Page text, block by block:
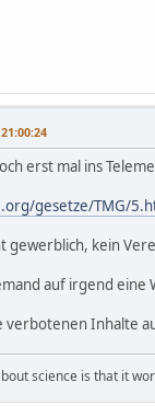
erst mal ins
gesetze/TMG/
gewerblich, kein
auf irgend
verbotenen Inhalte
science is that it